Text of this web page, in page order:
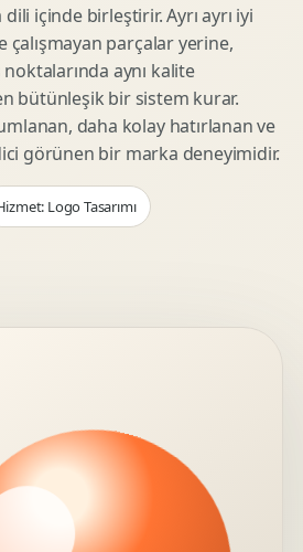
içinde birleştirir. Ayrı ayrı iyi
parçalar yerine,
aynı kalite
bütünleşik bir sistem kurar.
daha kolay hatırlanan ve
görünen bir marka deneyimidir.
Logo Tasarımı